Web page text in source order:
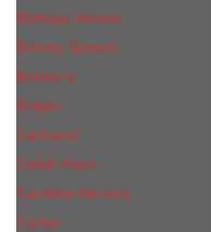
Bottega Veneta
Britney Spears
Burberry
Bvlgari
Cacharel
Calvin Klein
Carolina Herrera
Cartier